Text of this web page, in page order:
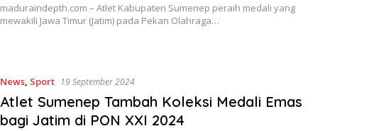
maduraindepth.com – Atlet Kabupaten Sumenep peraih medali yang
mewakili Jawa Timur (Jatim) pada Pekan Olahraga…
News, Sport 19 September 2024
Atlet Sumenep Tambah Koleksi Medali Emas
bagi Jatim di PON XXI 2024